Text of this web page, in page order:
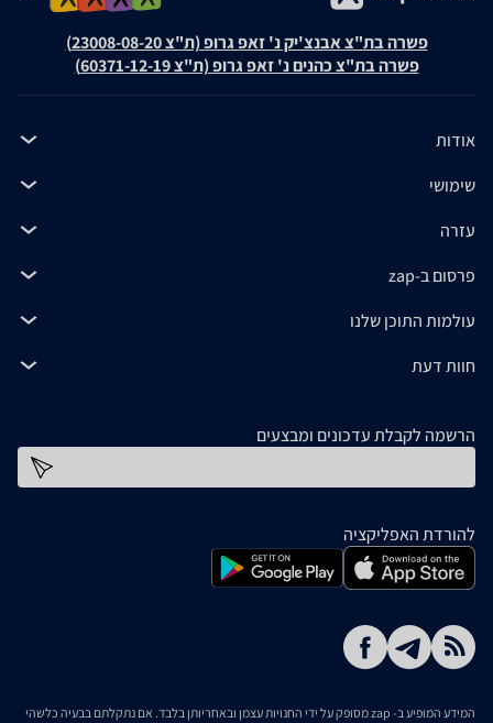
פשרה בת"צ אבנצ'יק נ' זאפ גרופ (ת"צ 23008-08-20)
פשרה בת"צ כהנים נ' זאפ גרופ (ת"צ 60371-12-19)
אודות
שימושי
עזרה
פרסום ב-zap
עולמות התוכן שלנו
חוות דעת
הרשמה לקבלת עדכונים ומבצעים
להורדת האפליקציה
המידע המופיע ב- zap מסופק על ידי החנויות עצמן ובאחריותן בלבד. אם נתקלתם בבעיה כלשהי